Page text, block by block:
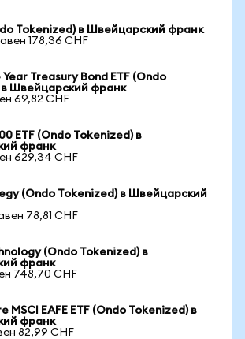
Tokenized) в Швейцарский франк
178,36 CHF
Year Treasury Bond ETF (Ondo
в Швейцарский франк
69,82 CHF
ETF (Ondo Tokenized) в
франк
629,34 CHF
(Ondo Tokenized) в Швейцарский
78,81 CHF
(Ondo Tokenized) в
франк
748,70 CHF
MSCI EAFE ETF (Ondo Tokenized) в
франк
82,99 CHF